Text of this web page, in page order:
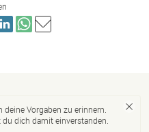
deine Vorgaben zu erinnern.
dich damit einverstanden.